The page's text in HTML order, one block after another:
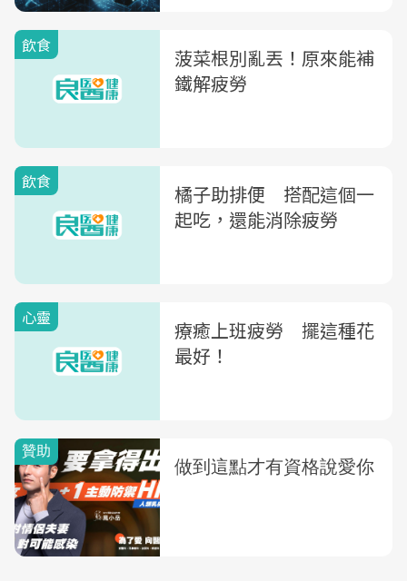
飲食
菠菜根別亂丟！原來能補
鐵解疲勞
飲食
橘子助排便 搭配這個一
起吃，還能消除疲勞
心靈
療癒上班疲勞 擺這種花
最好！